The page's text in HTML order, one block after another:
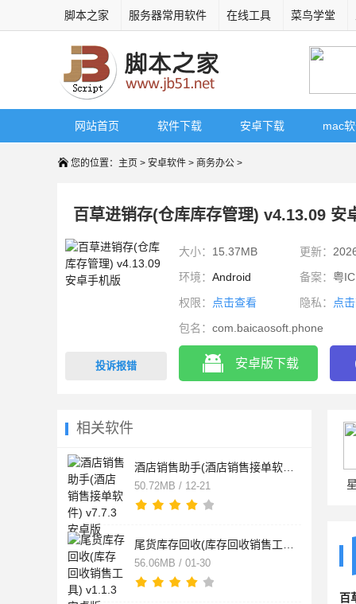
脚本之家 服务器常用软件 在线工具 菜鸟学堂
网站首页 软件下载 安卓下载 mac
您的位置： 主页 > 安卓软件 > 商务办公 >
百草进销存(仓库库存管理) v4.13.09 安
投诉报错
大小： 15.37MB 更新：
环境： Android 备案： 粤
权限：
点击查看 隐私：
点
包名： com.baicaosoft.phone
安卓版下载
相关软件
50.72MB / 12-21
56.06MB / 01-30
百